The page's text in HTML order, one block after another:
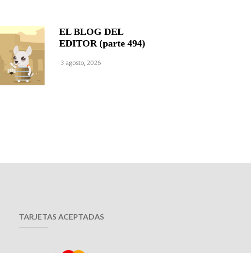
EL BLOG DEL
EDITOR (parte 494)
3 agosto, 2026
TARJETAS ACEPTADAS